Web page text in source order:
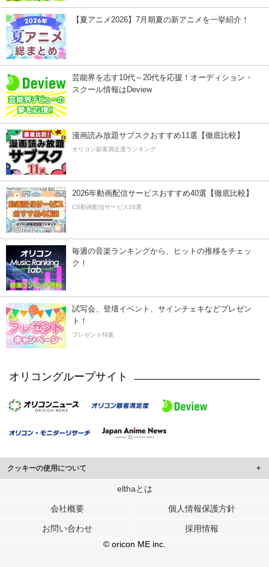
【夏アニメ2026】7月期夏の新アニメを一挙紹介！
芸能界を志す10代～20代を応援！オーディション・
スクール情報はDeview
漫画読み放題サブスクおすすめ11選【徹底比較】
オリコン顧客満足度ランキング
2026年動画配信サービスおすすめ40選【徹底比較】
CS動画配信サービス20選
毎週の音楽ランキングから、ヒットの推移をチェッ
ク！
試写会、登壇イベント、サインチェキなどプレゼン
ト！
プレゼント特集
オリコングループサイト
クッキーの使用について
このサイトでは Cookie を使用して、ユーザーに合わせたコンテンツや広告の
行っています。
メディアや広告配信、データ解析の各パートナーに提供しています。
各パートナーは、この情報とユーザーが各パートナーに提供した他の情報や、
ユーザーが各パートナーのサービスを使用したときに収集した他の情報を組み
elthaとは
会社概要 個人情報保護方針
お問い合わせ
採用情報
© oricon ME inc.